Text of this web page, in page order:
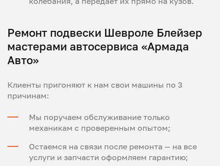
Ремонт подвески Шевроле Блейзер
мастерами автосервиса «Армада
Авто»
Клиенты пригоняют к нам свои машины по 3
причинам:
Мы поручаем обслуживание только
механикам с проверенным опытом;
Остаемся на связи после ремонта — на все
услуги и запчасти оформляем гарантию;